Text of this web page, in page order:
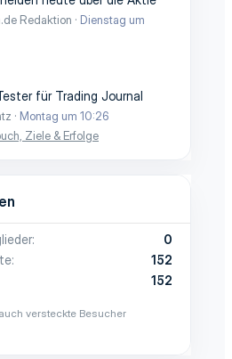
Redaktion
Dienstag um
für Trading Journal
Montag um 10:26
Ziele & Erfolge
0
152
152
versteckte Besucher